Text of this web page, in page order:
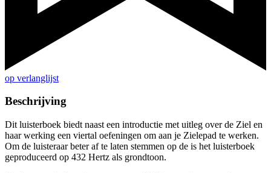
op verlanglijst
Beschrijving
Dit luisterboek biedt naast een introductie met uitleg over de Ziel en
haar werking een viertal oefeningen om aan je Zielepad te werken.
Om de luisteraar beter af te laten stemmen op de is het luisterboek
geproduceerd op 432 Hertz als grondtoon.